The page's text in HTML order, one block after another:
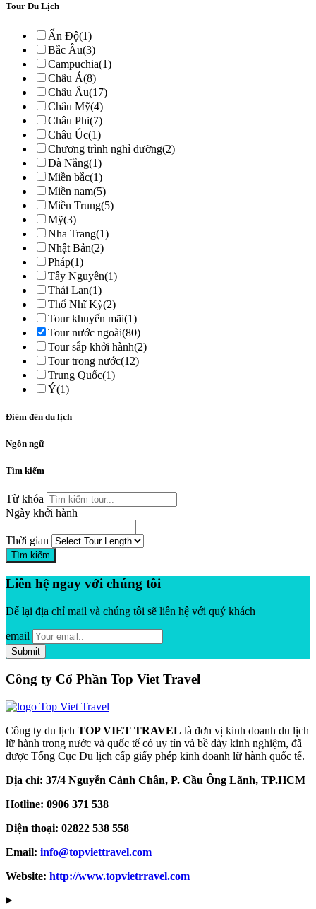
Tour Du Lịch
Ấn Độ(1)
Bắc Âu(3)
Campuchia(1)
Châu Á(8)
Châu Âu(17)
Châu Mỹ(4)
Châu Phi(7)
Châu Úc(1)
Chương trình nghỉ dưỡng(2)
Đà Nẵng(1)
Miền bắc(1)
Miền nam(5)
Miền Trung(5)
Mỹ(3)
Nha Trang(1)
Nhật Bản(2)
Pháp(1)
Tây Nguyên(1)
Thái Lan(1)
Thổ Nhĩ Kỳ(2)
Tour khuyến mãi(1)
Tour nước ngoài(80)
Tour sắp khởi hành(2)
Tour trong nước(12)
Trung Quốc(1)
Ý(1)
Điểm đến du lịch
Ngôn ngữ
Tìm kiếm
Từ khóa
Ngày khởi hành
Thời gian
Tìm kiếm
Liên hệ ngay với chúng tôi
Để lại địa chỉ mail và chúng tôi sẽ liên hệ với quý khách
email
Công ty Cổ Phần Top Viet Travel
Công ty du lịch TOP VIET TRAVEL là đơn vị kinh doanh du lịch
lữ hành trong nước và quốc tế có uy tín và bề dày kinh nghiệm, đã
được Tổng Cục Du lịch cấp giấy phép kinh doanh lữ hành quốc tế.
Địa chỉ: 37/4 Nguyễn Cảnh Chân, P. Cầu Ông Lãnh, TP.HCM
Hotline: 0906 371 538
Điện thoại: 02822 538 558
Email: info@topviettravel.com
Website: http://www.topvietrravel.com